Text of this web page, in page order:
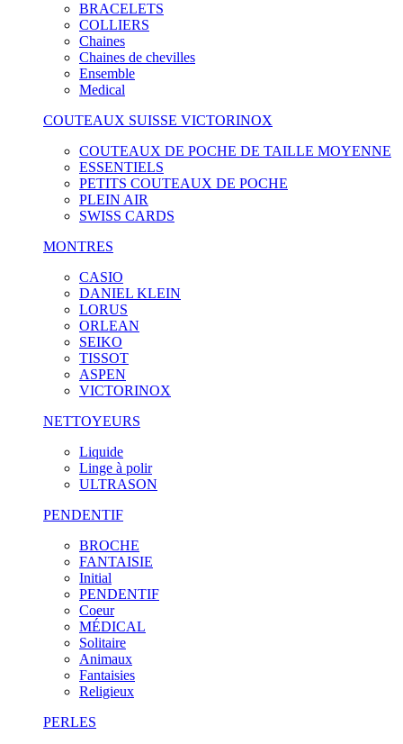
BRACELETS
COLLIERS
Chaines
Chaines de chevilles
Ensemble
Medical
COUTEAUX SUISSE VICTORINOX
COUTEAUX DE POCHE DE TAILLE MOYENNE
ESSENTIELS
PETITS COUTEAUX DE POCHE
PLEIN AIR
SWISS CARDS
MONTRES
CASIO
DANIEL KLEIN
LORUS
ORLEAN
SEIKO
TISSOT
ASPEN
VICTORINOX
NETTOYEURS
Liquide
Linge à polir
ULTRASON
PENDENTIF
BROCHE
FANTAISIE
Initial
PENDENTIF
Coeur
MÉDICAL
Solitaire
Animaux
Fantaisies
Religieux
PERLES